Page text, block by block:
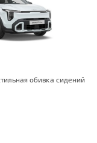
обивка сидений